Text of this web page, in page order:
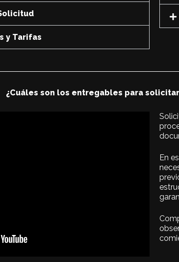
y Tarifas
¿Cuáles son los entregables para
En